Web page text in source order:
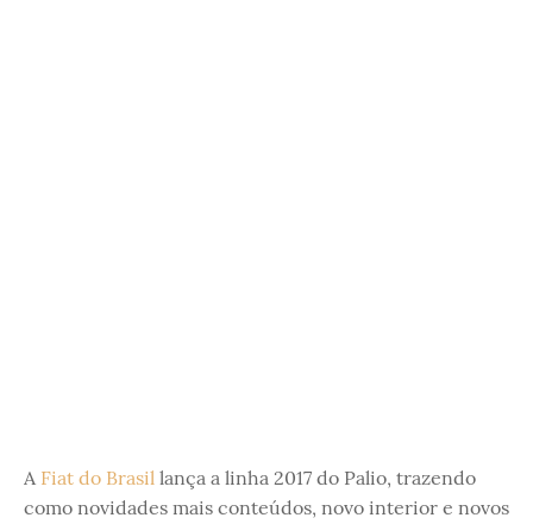
A Fiat do Brasil lança a linha 2017 do Palio, trazendo
como novidades mais conteúdos, novo interior e novos